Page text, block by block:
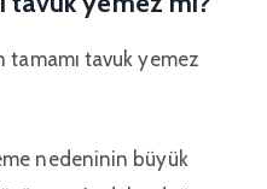
tamamı tavuk yemez
nedeninin büyük